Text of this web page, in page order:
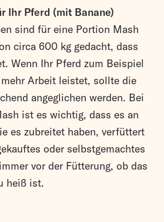
Ihr Pferd (mit Banane)
sind für eine Portion Mash
circa 600 kg gedacht, dass
Wenn Ihr Pferd zum Beispiel
Arbeit leistet, sollte die
angeglichen werden. Bei
ist es wichtig, dass es an
es zubreitet haben, verfüttert
oder selbstgemachtes
vor der Fütterung, ob das
heiß ist.